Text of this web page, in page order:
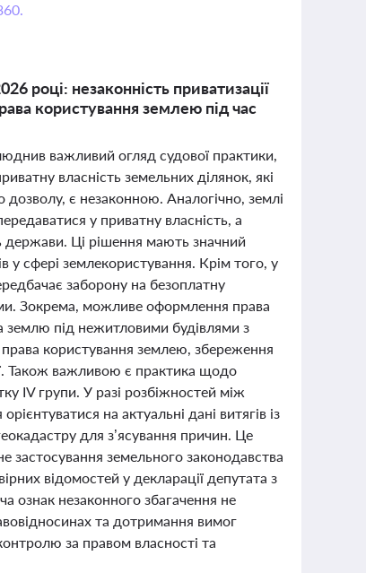
році: незаконність приватизації
користування землею під час
важливий огляд судової практики,
власність земельних ділянок, які
є незаконною. Аналогічно, землі
у приватну власність, а
держави. Ці рішення мають значний
у сфері землекористування. Крім того, у
заборону на безоплатну
Зокрема, можливе оформлення права
землю під нежитловими будівлями з
користування землею, збереження
Також важливою є практика щодо
IV групи. У разі розбіжностей між
на актуальні дані витягів із
для з’ясування причин. Це
застосування земельного законодавства
відомостей у декларації депутата з
ознак незаконного збагачення не
та дотримання вимог
за правом власності та